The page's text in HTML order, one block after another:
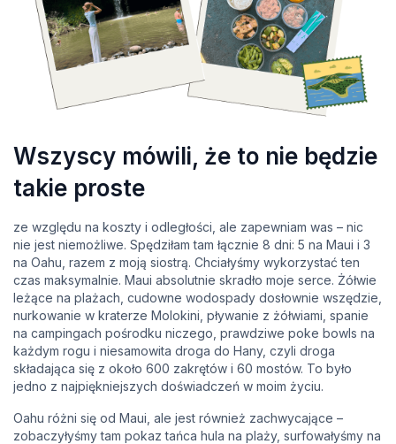
Wszyscy mówili, że to nie będzie
takie proste
ze względu na koszty i odległości, ale zapewniam was – nic
nie jest niemożliwe. Spędziłam tam łącznie 8 dni: 5 na Maui i 3
na Oahu, razem z moją siostrą. Chciałyśmy wykorzystać ten
czas maksymalnie. Maui absolutnie skradło moje serce. Żółwie
leżące na plażach, cudowne wodospady dosłownie wszędzie,
nurkowanie w kraterze Molokini, pływanie z żółwiami, spanie
na campingach pośrodku niczego, prawdziwe poke bowls na
każdym rogu i niesamowita droga do Hany, czyli droga
składająca się z około 600 zakrętów i 60 mostów. To było
jedno z najpiękniejszych doświadczeń w moim życiu.
Oahu różni się od Maui, ale jest również zachwycające –
zobaczyłyśmy tam pokaz tańca hula na plaży, surfowałyśmy na